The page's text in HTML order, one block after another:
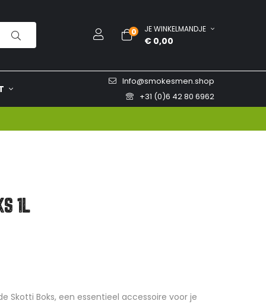
0 JE WINKELMANDJE
€ 0,00
Info@smokesmen.shop
+31 (0)6 42 80 6962
1L
Skotti Boks, een essentieel accessoire voor je